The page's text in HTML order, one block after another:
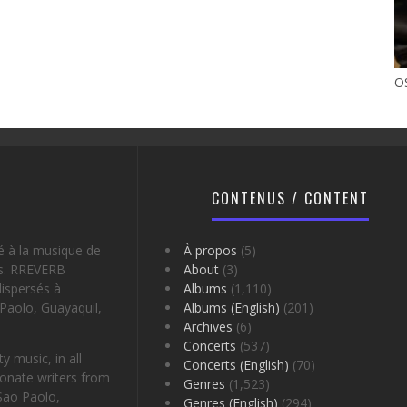
à la musique de
à
Guayaquil,
music, in all
writers from
Paolo,
CONTENUS / CONTENT
À propos (5)
About (3)
Albums (1,110)
Albums (English) (201)
Archives (6)
Concerts (537)
Concerts (English) (70)
Genres (1,523)
Genres (English) (294)